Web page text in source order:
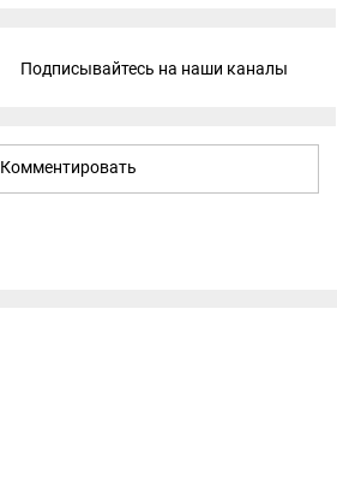
Подписывайтесь на наши каналы
Комментировать